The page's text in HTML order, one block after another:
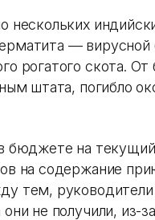
нескольких
— вирусной
рогатого скота.
штата, погибло
бюджете на
на содержание
тем, руководители
не получили, из-